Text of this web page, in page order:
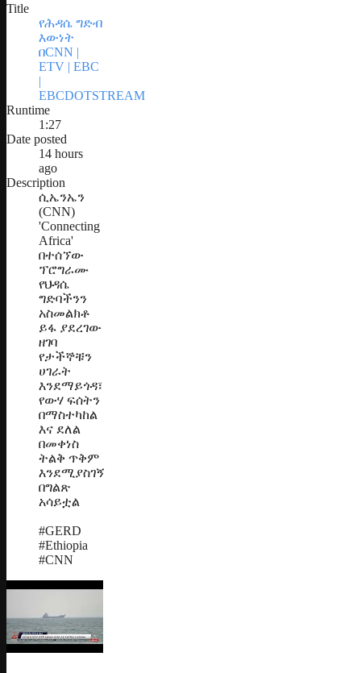
Title
የሕዳሴ ግድብ
እውነት
በCNN |
ETV | EBC
|
EBCDOTSTREAM
Runtime
1:27
Date posted
14 hours
ago
Description
ሲኤንኤን
(CNN)
'Connecting
Africa'
በተሰኘው
ፕሮግራሙ
የህዳሴ
ግድባችንን
አስመልክቶ
ይፋ ያደረገው
ዘገባ
የታችኞቹን
ሀገራት
እንደማይጎዳ፣
የውሃ ፍሰትን
በማስተካከል
እና ደለል
በመቀነስ
ትልቅ ጥቅም
እንደሚያስገኝ
በግልጽ
አሳይቷል
#GERD
#Ethiopia
#CNN